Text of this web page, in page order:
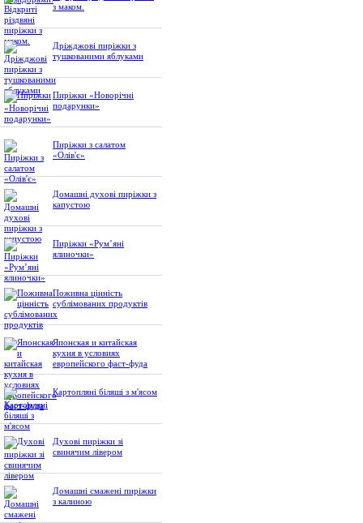
з маком.
Дріжджові пиріжки з
тушкованими яблуками
Пиріжки «Новорічні
подарунки»
Пиріжки з салатом
«Олів'є»
Домашні духові пиріжки з
капустою
Пиріжки «Рум’яні
ялиночки»
Поживна цінність
сублімованих продуктів
Японская и китайская
кухня в условиях
европейского фаст-фуда
Картопляні біляші з м'ясом
Духові пиріжки зі
свинячим лівером
Домашні смажені пиріжки
з калиною